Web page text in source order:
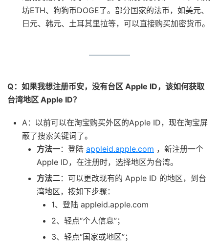
坊ETH、狗狗币DOGE了。部分国家的法币，如美元、
日元、韩元、土耳其里拉等，可以直接购买加密货币。
Q：如果我想注册币安，没有台区 Apple ID，该如何获取
台湾地区 Apple ID？
A：以前可以在淘宝购买外区的Apple ID，现在淘宝屏
蔽了搜索关键词了。
方法一：登陆 appleid.apple.com ，新注册一个
Apple ID，在注册时，选择地区为台湾。
方法二：可以更改现有的 Apple ID 的地区，到台
湾地区，按如下步骤：
1、登陆 appleid.apple.com
2、轻点“个人信息”；
3、轻点“国家或地区”；